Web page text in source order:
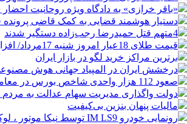
«باقر خرازی» به دادگاه ویژه روحانیت
دستیار هوشمند قضایی به کمک قاضی پرونده
4متهم قتل حمیدرضا رجب‌زاده دستگیر شدند
قیمت طلای 18عیار امروز شنبه 17مرداد/ افزایش قیمت + جدول و جزئیات
برترین مراکز خرید لگو در بازار ایران
درخشش ایران در المپیاد جهانی هوش
صعود 112 هزار واحدی شاخص بورس در معاملات امروز
دولت واگذاری مدیریت سهام عدالت به مردم
مالیات پنهان بنزین بی‌کیفیت
رونمایی خودرو IM LS9 توسط نیکا موتور ، لوکس ترین شاسی بلند EREV در ایران